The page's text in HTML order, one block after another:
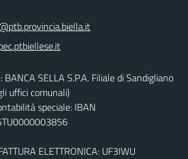
BANCA SELLA S.P.A. Filiale di Sandigliano
uffici comunali)
speciale: IBAN
ELETTRONICA: UF3IWU